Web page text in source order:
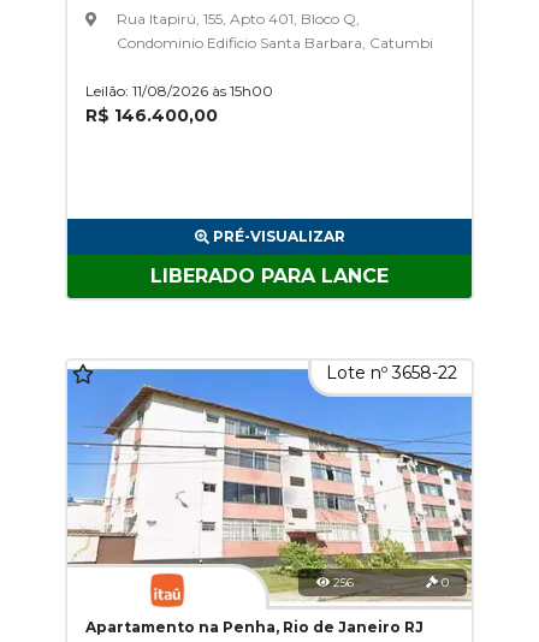
Rua Itapirú, 155, Apto 401, Bloco Q,
Condominio Edificio Santa Barbara, Catumbi
Leilão: 11/08/2026 às 15h00
R$ 146.400,00
PRÉ-VISUALIZAR
LIBERADO PARA LANCE
Lote nº 3658-22
256 0
Apartamento na Penha, Rio de Janeiro RJ